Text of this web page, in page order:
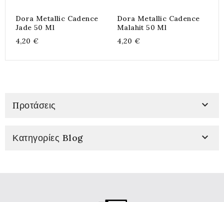
Dora Metallic Cadence
Jade 50 Ml
4,20 €
Dora Metallic Cadence
Malahit 50 Ml
4,20 €
Προτάσεις 
Κατηγορίες Blog 